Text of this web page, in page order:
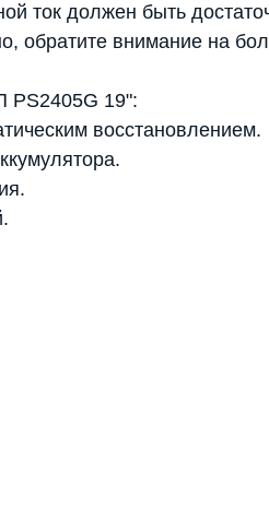
ток должен быть
обратите внимание на
PS2405G 19":
восстановлением.